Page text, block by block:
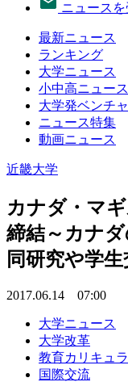
ニュース
最新ニュース
ランキング
大学ニュース
小中高ニュース
大学発ベンチ
ニュース特集
動画ニュース
近畿大学
カナダ・マ
締結～カナ
同研究や学
2017.06.14 07:00
大学ニュース
大学改革
教育カリキュ
国際交流